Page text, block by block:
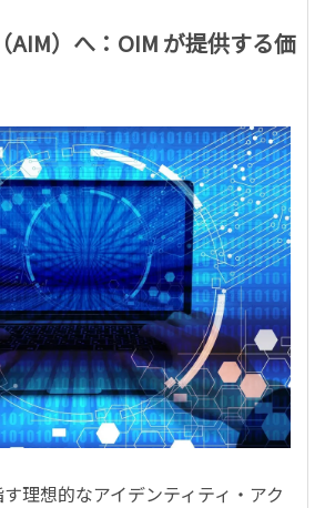
AIM）へ：OIM が提供する価
理想的なアイデンティティ・アク